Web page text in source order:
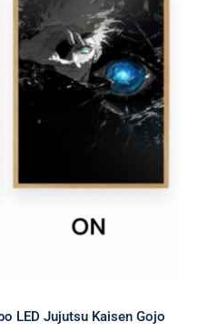
– Κάδρο LED
Gojo
LED Jujutsu Kaisen Gojo